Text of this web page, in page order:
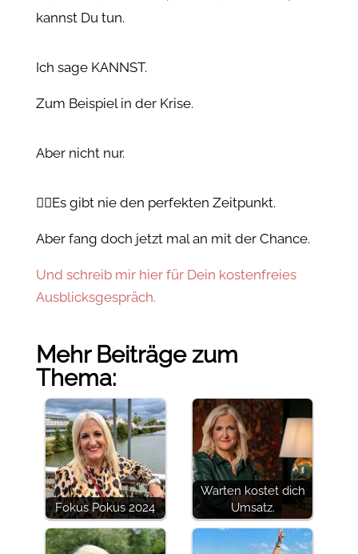
kannst Du tun.
Ich sage KANNST.
Zum Beispiel in der Krise.
Aber nicht nur.
👉🏻Es gibt nie den perfekten Zeitpunkt.
Aber fang doch jetzt mal an mit der Chance.
Und schreib mir hier für Dein kostenfreies
Ausblicksgespräch.
Mehr Beiträge zum
Thema:
Fokus Pokus 2024
Warten kostet dich
Umsatz.